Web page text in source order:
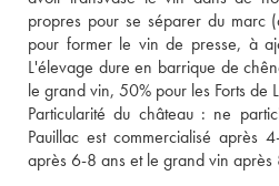
propres pour se séparer du marc
pour former le vin de presse, à
L'élevage dure en barrique de
le grand vin, 50% pour les Forts de
Particularité du château : ne
Pauillac est commercialisé après
après 6-8 ans et le grand vin après